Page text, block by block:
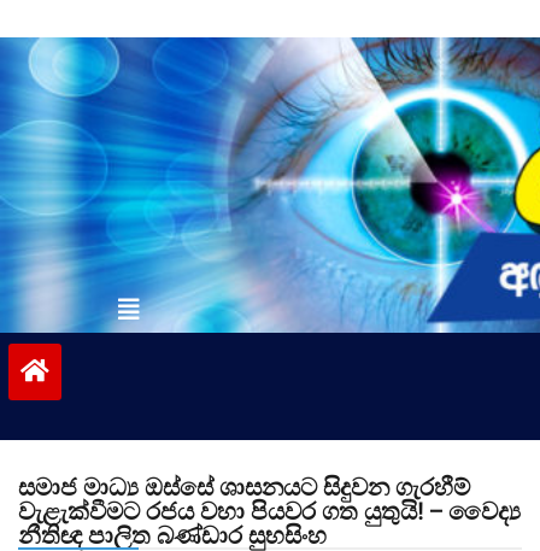
to
contentvinivida.lk
සමාජ මාධ්‍ය ඔස්සේ ශාසනයට සිදුවන ගැරහීම්
වැළැක්වීමට රජය වහා පියවර ගත යුතුයි! – වෛද්‍ය
නීතිඥ පාලිත බණ්ඩාර සුභසිංහ